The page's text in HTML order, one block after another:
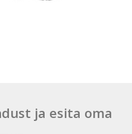
ja esita oma